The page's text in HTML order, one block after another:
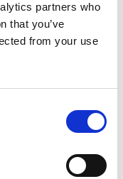
partners who
that you’ve
from your use